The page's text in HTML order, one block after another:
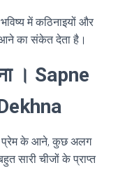
में कठिनाइयों और
का संकेत देता है।
। Sapne
प्रेम के आने, कुछ अलग
सारी चीजों के प्राप्त